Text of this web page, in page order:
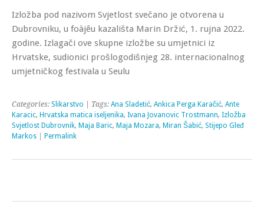
Izložba pod nazivom Svjetlost svečano je otvorena u
Dubrovniku, u foàjêu kazališta Marin Držić, 1. rujna 2022.
godine. Izlagači ove skupne izložbe su umjetnici iz
Hrvatske, sudionici prošlogodišnjeg 28. internacionalnog
umjetničkog festivala u Seulu
Categories: Slikarstvo | Tags: Ana Sladetić, Ankica Perga Karačić, Ante
Karacic, Hrvatska matica iseljenika, Ivana Jovanovic Trostmann, Izložba
Svjetlost Dubrovnik, Maja Baric, Maja Mozara, Miran Šabić, Stijepo Gleđ
Markos
Permalink